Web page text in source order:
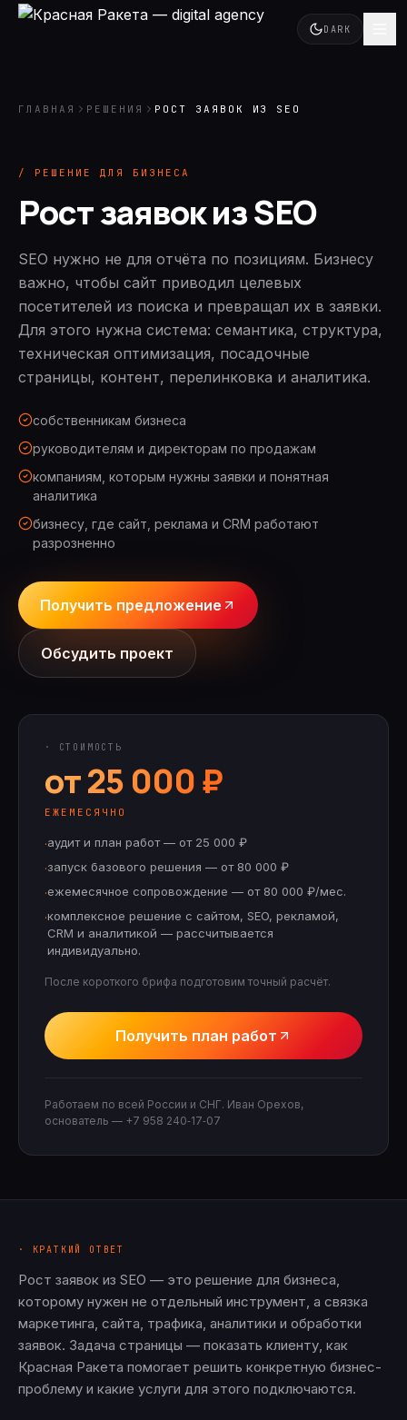
DARK
ГЛАВНАЯ РЕШЕНИЯ РОСТ ЗАЯВОК ИЗ SEO
/ РЕШЕНИЕ ДЛЯ БИЗНЕСА
Рост заявок из SEO
SEO нужно не для отчёта по позициям. Бизнесу
важно, чтобы сайт приводил целевых
посетителей из поиска и превращал их в заявки.
Для этого нужна система: семантика, структура,
техническая оптимизация, посадочные
страницы, контент, перелинковка и аналитика.
собственникам бизнеса
руководителям и директорам по продажам
компаниям, которым нужны заявки и понятная
аналитика
бизнесу, где сайт, реклама и CRM работают
разрозненно
Получить предложение
Обсудить проект
· СТОИМОСТЬ
от 25 000 ₽
ЕЖЕМЕСЯЧНО
·аудит и план работ — от 25 000 ₽
·запуск базового решения — от 80 000 ₽
·ежемесячное сопровождение — от 80 000 ₽/мес.
·комплексное решение с сайтом, SEO, рекламой,
CRM и аналитикой — рассчитывается
индивидуально.
После короткого брифа подготовим точный расчёт.
Получить план работ
Работаем по всей России и СНГ. Иван Орехов,
основатель — +7 958 240‑17‑07
· КРАТКИЙ ОТВЕТ
Рост заявок из SEO — это решение для бизнеса,
которому нужен не отдельный инструмент, а связка
маркетинга, сайта, трафика, аналитики и обработки
заявок. Задача страницы — показать клиенту, как
Красная Ракета помогает решить конкретную бизнес-
проблему и какие услуги для этого подключаются.